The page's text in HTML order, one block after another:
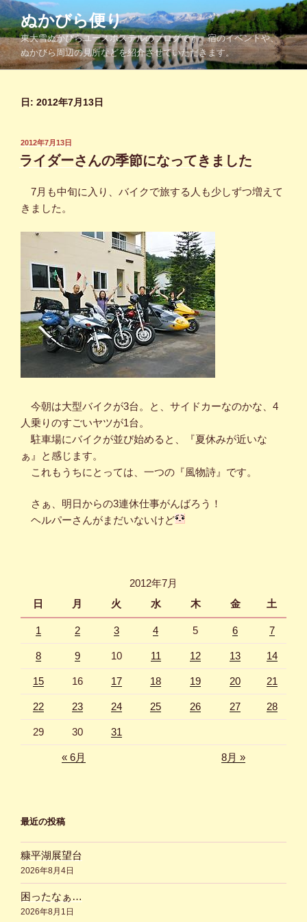
コ
ン
テ
ン
ツ
ぬかびら便り
東大雪ぬかびらユースホステルのブログです。宿のイベントや、
ぬかびら周辺の見所などを紹介させていただきます。
日: 2012年7月13日
投
稿
日:
2012年7月13日
ライダーさんの季節になってきました
7月も中旬に入り、バイクで旅する人も少しずつ増えて
きました。
今朝は大型バイクが3台。と、サイドカーなのかな、4
人乗りのすごいヤツが1台。
駐車場にバイクが並び始めると、『夏休みが近いな
ぁ』と感じます。
これもうちにとっては、一つの『風物詩』です。
さぁ、明日からの3連休仕事がんばろう！
ヘルパーさんがまだいないけど
2012年7月
日
月 火 水 木 金 土
1 2 3 4 5 6 7
8 9 10 11 12 13 14
15 16 17 18 19 20 21
22 23 24 25 26 27 28
29 30 31
« 6月 8月 »
最近の投稿
糠平湖展望台
2026年8月4日
困ったなぁ…
2026年8月1日